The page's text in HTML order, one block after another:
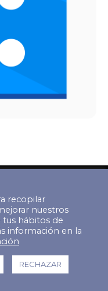
recopilar
nuestros
tus hábitos de
información en la
RECHAZAR